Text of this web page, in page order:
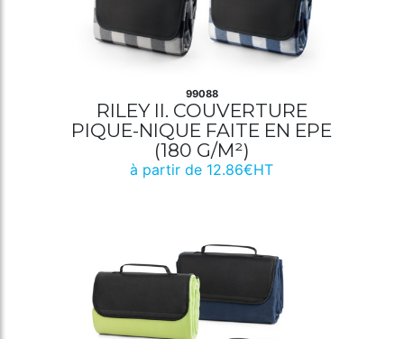
99088
RILEY II. COUVERTURE
PIQUE-NIQUE FAITE EN EPE
(180 G/M²)
à partir de 12.86€HT